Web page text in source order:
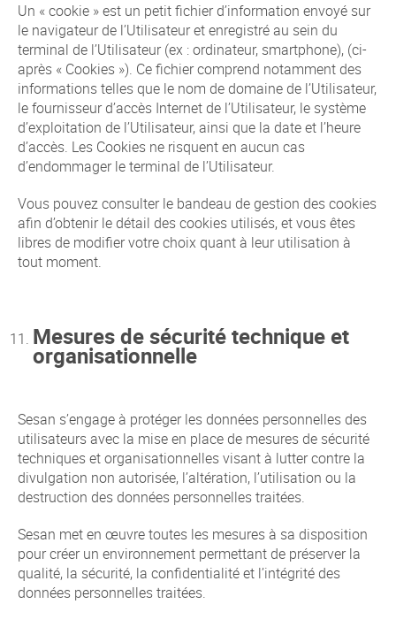
Un « cookie » est un petit fichier d’information envoyé sur
le navigateur de l’Utilisateur et enregistré au sein du
terminal de l’Utilisateur (ex : ordinateur, smartphone), (ci-
après « Cookies »). Ce fichier comprend notamment des
informations telles que le nom de domaine de l’Utilisateur,
le fournisseur d’accès Internet de l’Utilisateur, le système
d’exploitation de l’Utilisateur, ainsi que la date et l’heure
d’accès. Les Cookies ne risquent en aucun cas
d’endommager le terminal de l’Utilisateur.
Vous pouvez consulter le bandeau de gestion des cookies
afin d’obtenir le détail des cookies utilisés, et vous êtes
libres de modifier votre choix quant à leur utilisation à
tout moment.
Mesures de sécurité technique et
organisationnelle
Sesan s’engage à protéger les données personnelles des
utilisateurs avec la mise en place de mesures de sécurité
techniques et organisationnelles visant à lutter contre la
divulgation non autorisée, l’altération, l’utilisation ou la
destruction des données personnelles traitées.
Sesan met en œuvre toutes les mesures à sa disposition
pour créer un environnement permettant de préserver la
qualité, la sécurité, la confidentialité et l’intégrité des
données personnelles traitées.